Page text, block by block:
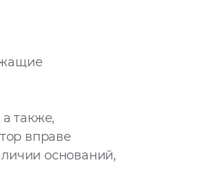
также,
вправе
оснований,